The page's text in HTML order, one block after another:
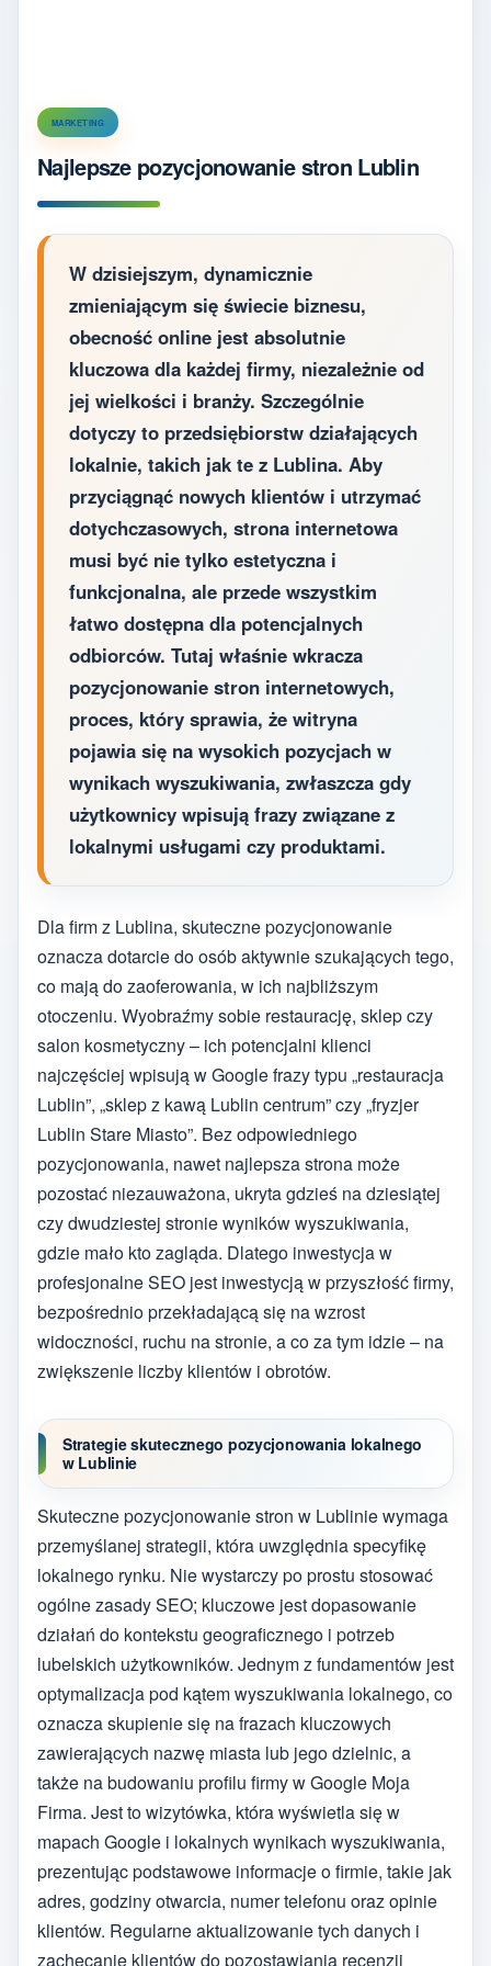
MARKETING
Najlepsze pozycjonowanie stron Lublin
W dzisiejszym, dynamicznie
zmieniającym się świecie biznesu,
obecność online jest absolutnie
kluczowa dla każdej firmy, niezależnie od
jej wielkości i branży. Szczególnie
dotyczy to przedsiębiorstw działających
lokalnie, takich jak te z Lublina. Aby
przyciągnąć nowych klientów i utrzymać
dotychczasowych, strona internetowa
musi być nie tylko estetyczna i
funkcjonalna, ale przede wszystkim
łatwo dostępna dla potencjalnych
odbiorców. Tutaj właśnie wkracza
pozycjonowanie stron internetowych,
proces, który sprawia, że witryna
pojawia się na wysokich pozycjach w
wynikach wyszukiwania, zwłaszcza gdy
użytkownicy wpisują frazy związane z
lokalnymi usługami czy produktami.
Dla firm z Lublina, skuteczne pozycjonowanie
oznacza dotarcie do osób aktywnie szukających tego,
co mają do zaoferowania, w ich najbliższym
otoczeniu. Wyobraźmy sobie restaurację, sklep czy
salon kosmetyczny – ich potencjalni klienci
najczęściej wpisują w Google frazy typu „restauracja
Lublin”, „sklep z kawą Lublin centrum” czy „fryzjer
Lublin Stare Miasto”. Bez odpowiedniego
pozycjonowania, nawet najlepsza strona może
pozostać niezauważona, ukryta gdzieś na dziesiątej
czy dwudziestej stronie wyników wyszukiwania,
gdzie mało kto zagląda. Dlatego inwestycja w
profesjonalne SEO jest inwestycją w przyszłość firmy,
bezpośrednio przekładającą się na wzrost
widoczności, ruchu na stronie, a co za tym idzie – na
zwiększenie liczby klientów i obrotów.
Strategie skutecznego pozycjonowania lokalnego
w Lublinie
Skuteczne pozycjonowanie stron w Lublinie wymaga
przemyślanej strategii, która uwzględnia specyfikę
lokalnego rynku. Nie wystarczy po prostu stosować
ogólne zasady SEO; kluczowe jest dopasowanie
działań do kontekstu geograficznego i potrzeb
lubelskich użytkowników. Jednym z fundamentów jest
optymalizacja pod kątem wyszukiwania lokalnego, co
oznacza skupienie się na frazach kluczowych
zawierających nazwę miasta lub jego dzielnic, a
także na budowaniu profilu firmy w Google Moja
Firma. Jest to wizytówka, która wyświetla się w
mapach Google i lokalnych wynikach wyszukiwania,
prezentując podstawowe informacje o firmie, takie jak
adres, godziny otwarcia, numer telefonu oraz opinie
klientów. Regularne aktualizowanie tych danych i
zachęcanie klientów do pozostawiania recenzji